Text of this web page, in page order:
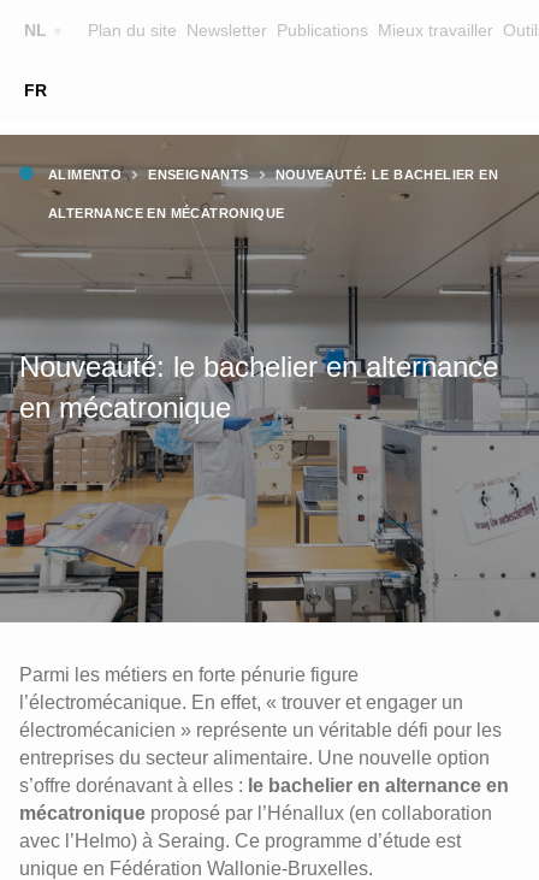
NL
FR
Plan du site Newsletter Publications Mieux travailler
Main
navigation
FORMATEURS
SUR ALIMENTO
CHERCHER UNE FORMATION
Fil
d'Ariane
ALIMENTO ENSEIGNANTS NOUVEAUTÉ: LE BACHELIER EN
ALTERNANCE EN MÉCATRONIQUE
Nouveauté: le bachelier en alternance
en mécatronique
Parmi les métiers en forte pénurie figure
l’électromécanique. En effet, « trouver et engager un
électromécanicien » représente un véritable défi pour les
entreprises du secteur alimentaire. Une nouvelle option
s’offre dorénavant à elles : le bachelier en alternance en
mécatronique proposé par l’Hénallux (en collaboration
avec l’Helmo) à Seraing. Ce programme d’étude est
unique en Fédération Wallonie-Bruxelles.